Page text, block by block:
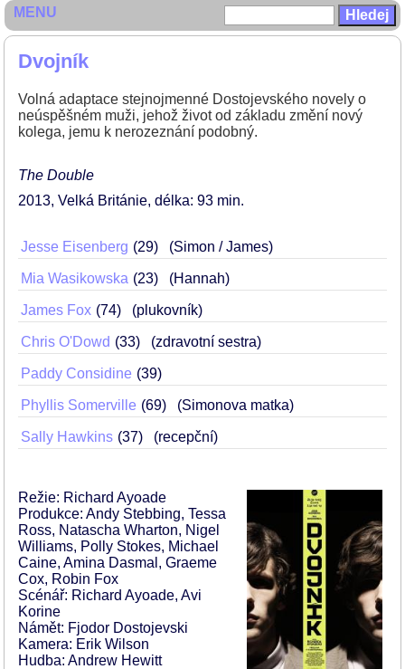
Dvojník
Volná adaptace stejnojmenné Dostojevského novely o
neúspěšném muži, jehož život od základu změní nový
kolega, jemu k nerozeznání podobný.
The Double
2013 Velká Británie délka: 93 min
Jesse Eisenberg 29 (Simon / James)
Mia Wasikowska 23 (Hannah)
James Fox 74 (plukovník)
Chris O'Dowd 33 (zdravotní sestra)
Paddy Considine 39
Phyllis Somerville 69 (Simonova matka)
Sally Hawkins 37 (recepční)
Režie: Richard Ayoade
Produkce: Andy Stebbing, Tessa
Ross, Natascha Wharton, Nigel
Williams, Polly Stokes, Michael
Caine, Amina Dasmal, Graeme
Cox, Robin Fox
Scénář: Richard Ayoade, Avi
Korine
Námět: Fjodor Dostojevski
Kamera: Erik Wilson
Hudba: Andrew Hewitt
MENU